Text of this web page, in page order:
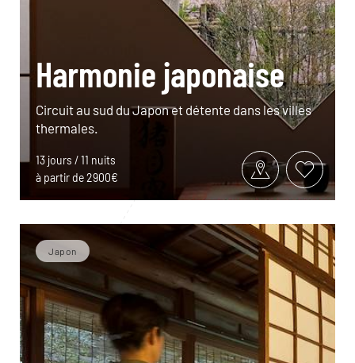
Harmonie japonaise
Circuit au sud du Japon et détente dans les villes
thermales.
13 jours / 11 nuits
à partir de 2900€
Japon